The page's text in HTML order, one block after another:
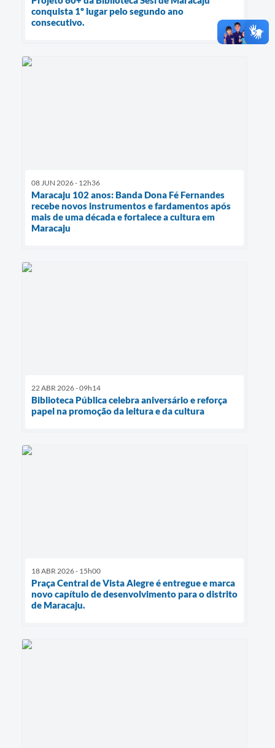
conquista 1º lugar pelo segundo ano
consecutivo.
08 JUN 2026 - 12h36
Maracaju 102 anos: Banda Dona Fé Fernandes
recebe novos instrumentos e fardamentos após
mais de uma década e fortalece a cultura em
Maracaju
22 ABR 2026 - 09h14
Biblioteca Pública celebra aniversário e reforça
papel na promoção da leitura e da cultura
18 ABR 2026 - 15h00
Praça Central de Vista Alegre é entregue e marca
novo capítulo de desenvolvimento para o distrito
de Maracaju.